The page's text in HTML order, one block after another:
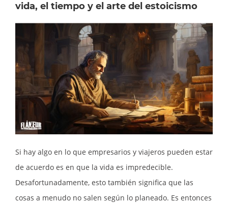
vida, el tiempo y el arte del estoicismo
Si hay algo en lo que empresarios y viajeros pueden estar
de acuerdo es en que la vida es impredecible.
Desafortunadamente, esto también significa que las
cosas a menudo no salen según lo planeado. Es entonces